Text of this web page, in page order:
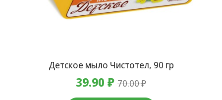
Детское мыло Чистотел, 90 гр
39.90 ₽ 70.00 ₽